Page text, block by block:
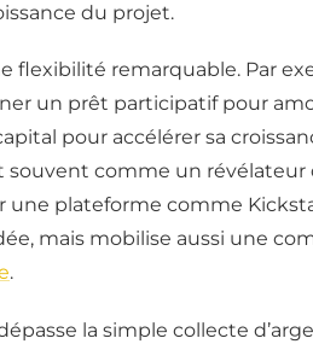
du projet.
flexibilité remarquable. Par
un prêt participatif pour
pour accélérer sa
comme un révélateur
une plateforme comme
mais mobilise aussi une
.
la simple collecte